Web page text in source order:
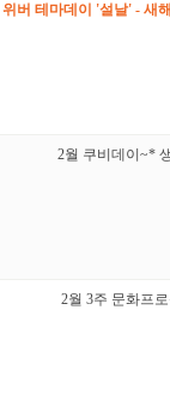
위버 테마데이 '설날' - 새
2월 쿠비데이~*
2월 3주 문화프